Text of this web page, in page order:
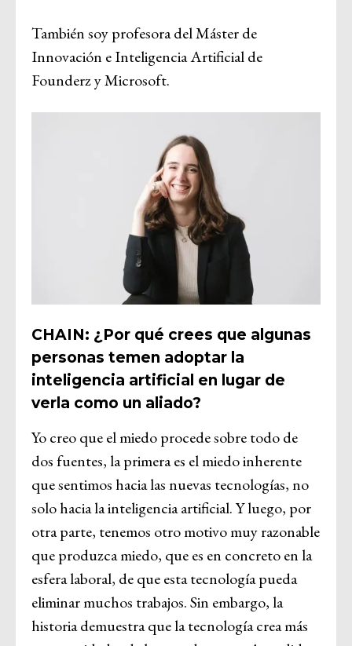
También soy profesora del Máster de
Innovación e Inteligencia Artificial de
Founderz y Microsoft.
CHAIN: ¿Por qué crees que algunas
personas temen adoptar la
inteligencia artificial en lugar de
verla como un aliado?
Yo creo que el miedo procede sobre todo de
dos fuentes, la primera es el miedo inherente
que sentimos hacia las nuevas tecnologías, no
solo hacia la inteligencia artificial. Y luego, por
otra parte, tenemos otro motivo muy razonable
que produzca miedo, que es en concreto en la
esfera laboral, de que esta tecnología pueda
eliminar muchos trabajos. Sin embargo, la
historia demuestra que la tecnología crea más